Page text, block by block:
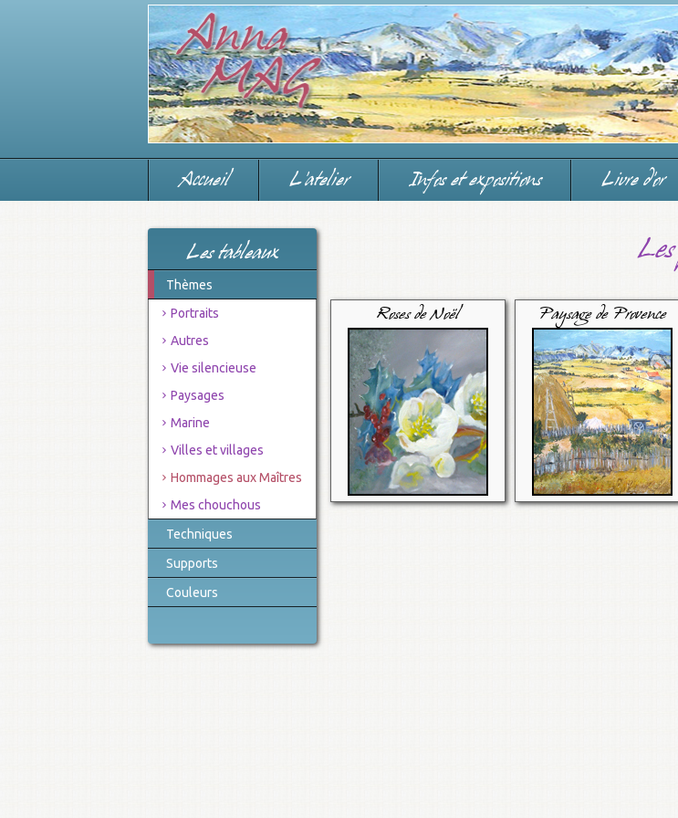
Accueil L'atelier Infos et expositions Livre d'or
Les tableaux
Thèmes
Portraits
Autres
Vie silencieuse
Paysages
Marine
Villes et villages
Hommages aux Maîtres
Mes chouchous
Techniques
Supports
Couleurs
Roses de Noël Paysage de Provence